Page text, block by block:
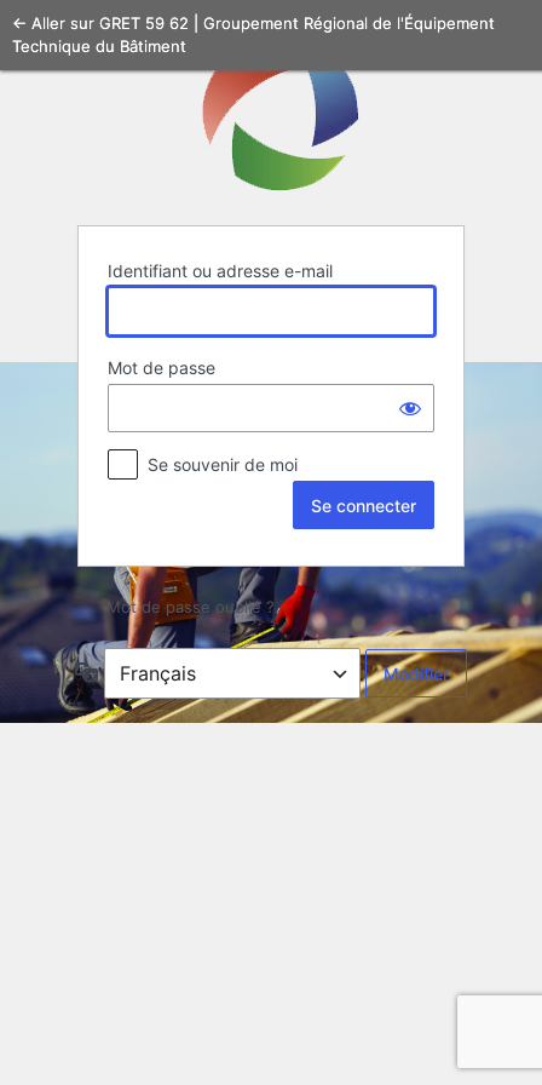
Se
connecter
Identifiant ou adresse e-mail
Mot de passe
Se souvenir de moi
Mot de passe oublié ?
← Aller sur GRET 59 62 | Groupement Régional de l'Équipement
Technique du Bâtiment
Langue